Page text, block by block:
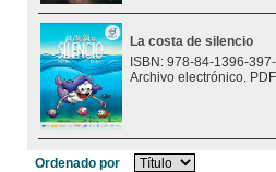
La costa de silencio
ISBN: 978-84-1396-
Archivo electrónico.
Ordenado por